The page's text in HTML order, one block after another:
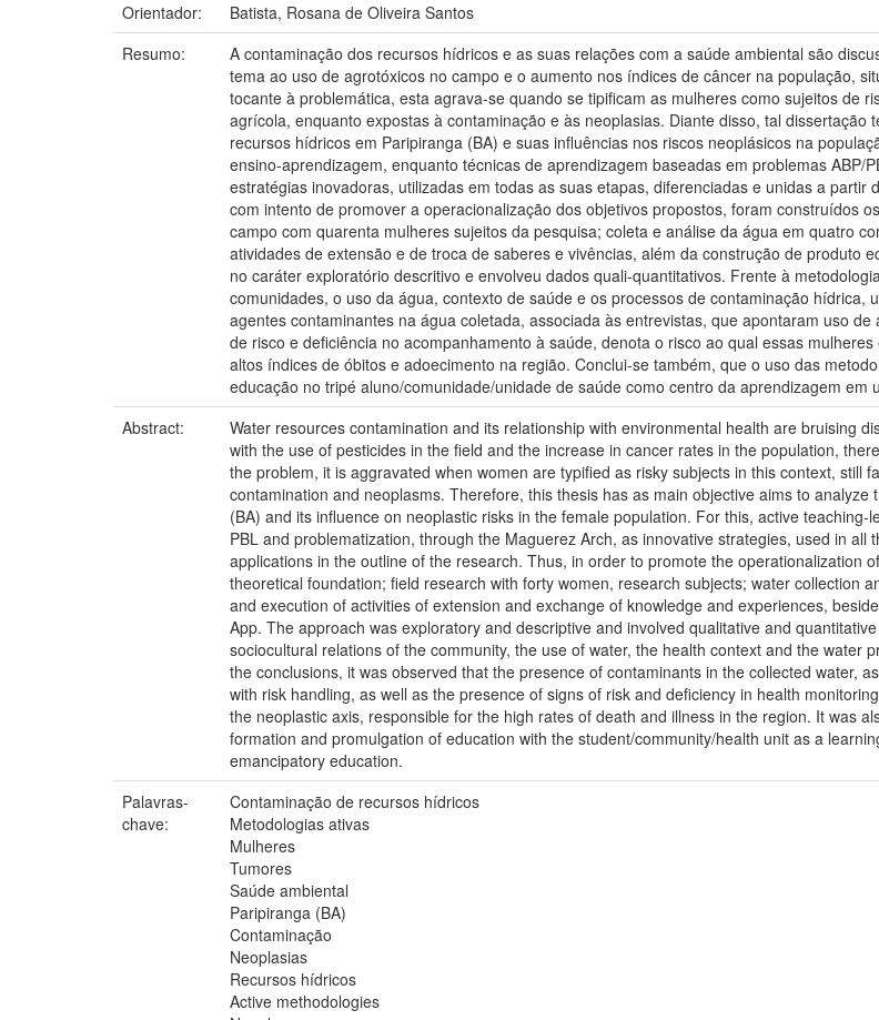
Orientador:
Batista, Rosana de Oliveira Santos
Resumo:
A contaminação dos recursos hídricos e as suas relações com a saúde ambiental são
tema ao uso de agrotóxicos no campo e o aumento nos índices de câncer na população,
tocante à problemática, esta agrava-se quando se tipificam as mulheres como sujeitos de
agrícola, enquanto expostas à contaminação e às neoplasias. Diante disso, tal
recursos hídricos em Paripiranga (BA) e suas influências nos riscos neoplásicos na
ensino-aprendizagem, enquanto técnicas de aprendizagem baseadas em problemas ABP/
estratégias inovadoras, utilizadas em todas as suas etapas, diferenciadas e unidas a
com intento de promover a operacionalização dos objetivos propostos, foram construídos
campo com quarenta mulheres sujeitos da pesquisa; coleta e análise da água em quatro
atividades de extensão e de troca de saberes e vivências, além da construção de produto
no caráter exploratório descritivo e envolveu dados quali-quantitativos. Frente à
comunidades, o uso da água, contexto de saúde e os processos de contaminação
agentes contaminantes na água coletada, associada às entrevistas, que apontaram uso
de risco e deficiência no acompanhamento à saúde, denota o risco ao qual essas
altos índices de óbitos e adoecimento na região. Conclui-se também, que o uso das
educação no tripé aluno/comunidade/unidade de saúde como centro da aprendizagem
Abstract:
Water resources contamination and its relationship with environmental health are bruising
with the use of pesticides in the field and the increase in cancer rates in the population,
the problem, it is aggravated when women are typified as risky subjects in this context, still
contamination and neoplasms. Therefore, this thesis has as main objective aims to
(BA) and its influence on neoplastic risks in the female population. For this, active
PBL and problematization, through the Maguerez Arch, as innovative strategies, used in
applications in the outline of the research. Thus, in order to promote the operationalization
theoretical foundation; field research with forty women, research subjects; water collection
and execution of activities of extension and exchange of knowledge and experiences,
App. The approach was exploratory and descriptive and involved qualitative and
sociocultural relations of the community, the use of water, the health context and the water
the conclusions, it was observed that the presence of contaminants in the collected water,
with risk handling, as well as the presence of signs of risk and deficiency in health
the neoplastic axis, responsible for the high rates of death and illness in the region. It was
formation and promulgation of education with the student/community/health unit as a
emancipatory education.
Palavras-
chave:
Contaminação de recursos hídricos
Metodologias ativas
Mulheres
Tumores
Saúde ambiental
Paripiranga (BA)
Contaminação
Neoplasias
Recursos hídricos
Active methodologies